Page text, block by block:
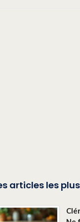
articles les